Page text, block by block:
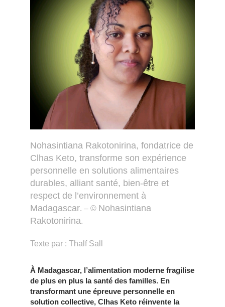
Nohasintiana Rakotonirina, fondatrice de
Clhas Keto, transforme son expérience
personnelle en solutions alimentaires
durables, alliant santé, bien-être et
respect de l’environnement à
Madagascar. – © Nohasintiana
Rakotonirina.
Texte par : Thalf Sall
À Madagascar, l’alimentation moderne fragilise
de plus en plus la santé des familles. En
transformant une épreuve personnelle en
solution collective, Clhas Keto réinvente la